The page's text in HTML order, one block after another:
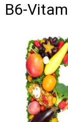
B6-